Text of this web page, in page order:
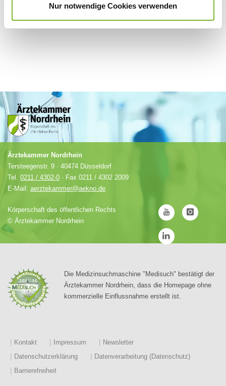
Nur notwendige Cookies verwenden
Ärztekammer Nordrhein
Tersteegenstr. 9 · 40474 Düsseldorf
Tel. 0211 / 4302-0 · Fax 0211 / 4302 2009
E-Mail: aerztekammer@aekno.de
Körperschaft des öffentlichen Rechts
© Ärztekammer Nordrhein
Die Medizinsuchmaschine "Medisuch" bestätigt der
Ärztekammer Nordrhein, dass die Homepage ohne
kommerzielle Einflussnahme erstellt ist.
Kontakt Impressum
Newsletter
Datenschutzerklärung
Datenverarbeitung (Datenschutz)
Barrierefreiheit